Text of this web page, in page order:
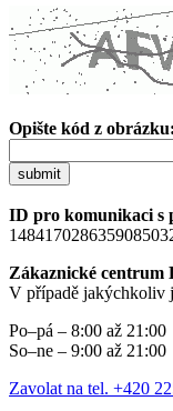
Opište kód z obrázku:
submit
ID pro komunikaci s
Zákaznické centrum
V případě jakýchkoliv
Po–pá – 8:00 až 21:00
So–ne – 9:00 až 21:00
Zavolat na tel. +420